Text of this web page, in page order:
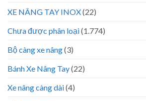
XE NÂNG TAY INOX(22)
Chưa được phân loại(1.774)
Bộ càng xe nâng(3)
Bánh Xe Nâng Tay(22)
Xe nâng càng dài(4)